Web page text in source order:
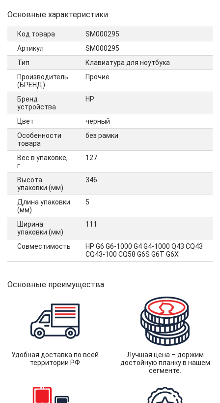
Основные характеристики
Код товара
SM000295
Артикул
SM000295
Тип
Клавиатура для ноутбука
Производитель
(БРЕНД)
Прочие
Бренд
устройства
HP
Цвет
черный
Особенности
товара
без рамки
Вес в упаковке,
г
127
Высота
упаковки (мм)
346
Длина упаковки
(мм)
5
Ширина
упаковки (мм)
111
Совместимость
HP G6 G6-1000 G4 G4-1000 Q43 CQ43
CQ43-100 CQ58 G6S G6T G6X
Основные преимущества
Удобная доставка по всей
территории РФ
Лучшая цена – держим
достойную планку в нашем
сегменте.